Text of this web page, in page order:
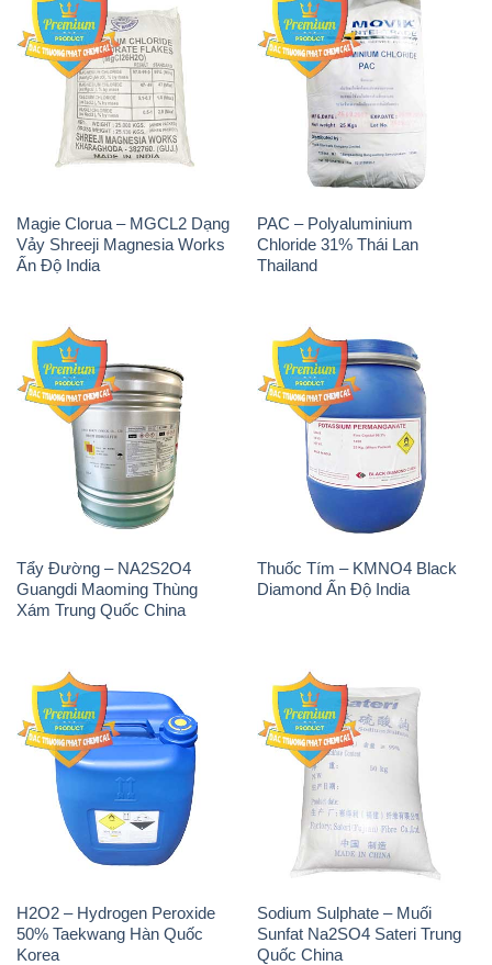
Magie Clorua – MGCL2 Dạng
Vảy Shreeji Magnesia Works
Ấn Độ India
PAC – Polyaluminium
Chloride 31% Thái Lan
Thailand
Tẩy Đường – NA2S2O4
Guangdi Maoming Thùng
Xám Trung Quốc China
Thuốc Tím – KMNO4 Black
Diamond Ấn Độ India
H2O2 – Hydrogen Peroxide
50% Taekwang Hàn Quốc
Korea
Sodium Sulphate – Muối
Sunfat Na2SO4 Sateri Trung
Quốc China